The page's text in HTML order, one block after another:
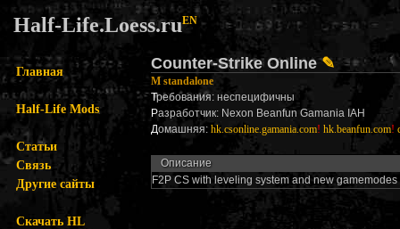
Half-Life.Loess.ruEN
Главная
Half-Life Mods
Статьи
Связь
Другие сайты
Скачать HL
Counter-Strike Online✎
M standalone
Требования: неспецифичны
Разработчик: Nexon Beanfun Gamania IAH
Домашняя: hk.csonline.gamania.com! hk.beanfun.com!
Описание
F2P CS with leveling system and new